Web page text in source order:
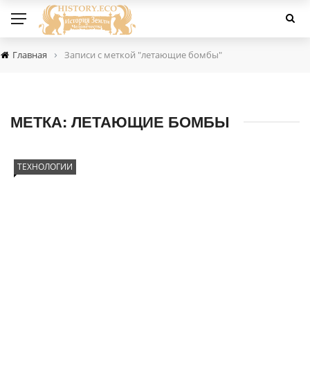
Главная › Записи с меткой "летающие бомбы"
МЕТКА: ЛЕТАЮЩИЕ БОМБЫ
ТЕХНОЛОГИИ